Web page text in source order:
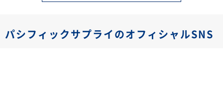
パシフィックサプライのオフィシャルSNS